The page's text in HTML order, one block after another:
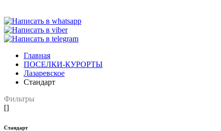
Главная
ПОСЕЛКИ-КУРОРТЫ
Лазаревское
Стандарт
Фильтры
[]
Стандарт